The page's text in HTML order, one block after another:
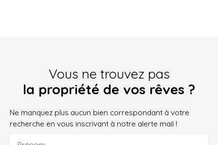
Vous ne trouvez pas
la propriété de vos rêves ?
Ne manquez plus aucun bien correspondant à votre
recherche en vous inscrivant à notre alerte mail !